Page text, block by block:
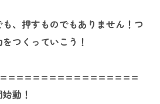
、押すものでもありません！つ
つくっていこう！
動！